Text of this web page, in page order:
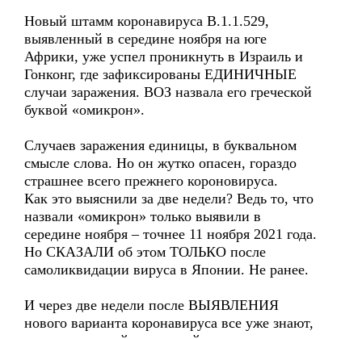
Новый штамм коронавируса B.1.1.529,
выявленный в середине ноября на юге
Африки, уже успел проникнуть в Израиль и
Гонконг, где зафиксированы ЕДИНИЧНЫЕ
случаи заражения. ВОЗ назвала его греческой
буквой «омикрон».
Случаев заражения единицы, в буквальном
смысле слова. Но он жутко опасен, гораздо
страшнее всего прежнего короновируса.
Как это выяснили за две недели? Ведь то, что
назвали «омикрон» только выявили в
середине ноября – точнее 11 ноября 2021 года.
Но СКАЗАЛИ об этом ТОЛЬКО после
самоликвидации вируса в Японии. Не ранее.
И через две недели после ВЫЯВЛЕНИЯ
нового варианта коронавируса все уже знают,